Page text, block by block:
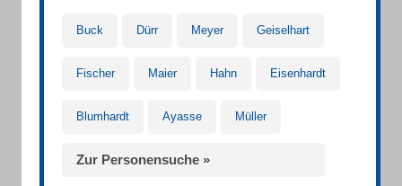
Buck Dürr Meyer Geiselhart
Fischer Maier Hahn Eisenhardt
Blumhardt Ayasse Müller
Zur Personensuche »